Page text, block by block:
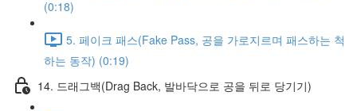
(0:18)
5. 페이크 패스(Fake Pass, 공을 가로지르며 패스하는 척
하는 동작) (0:19)
14. 드래그백(Drag Back, 발바닥으로 공을 뒤로 당기기)